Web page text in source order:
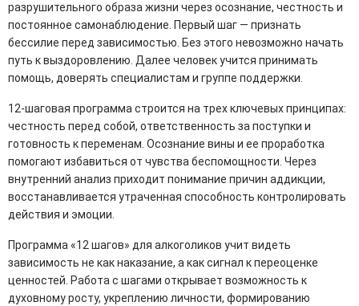
разрушительного образа жизни через осознание, честность и
постоянное самонаблюдение. Первый шаг — признать
бессилие перед зависимостью. Без этого невозможно начать
путь к выздоровлению. Далее человек учится принимать
помощь, доверять специалистам и группе поддержки.
12-шаговая программа строится на трех ключевых принципах:
честность перед собой, ответственность за поступки и
готовность к переменам. Осознание вины и ее проработка
помогают избавиться от чувства беспомощности. Через
внутренний анализ приходит понимание причин аддикции,
восстанавливается утраченная способность контролировать
действия и эмоции.
Программа «12 шагов» для алкоголиков учит видеть
зависимость не как наказание, а как сигнал к переоценке
ценностей. Работа с шагами открывает возможность к
духовному росту, укреплению личности, формированию